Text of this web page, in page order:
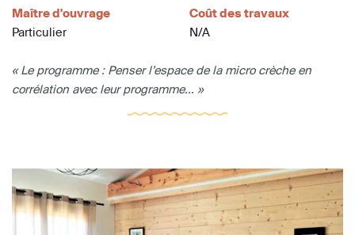
Maître d'ouvrage
Particulier
Coût des travaux
N/A
« Le programme : Penser l’espace de la micro crèche en
corrélation avec leur programme... »